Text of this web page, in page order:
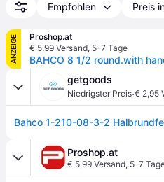
Empfohlen Preis
ANZEIGE
Proshop.at
€ 5,99 Versand, 5–7 Tage
BAHCO 8 1/2 round.with
getgoods
Niedrigster Preis·€ 2,95
Proshop.at
€ 5,99 Versand, 5–7